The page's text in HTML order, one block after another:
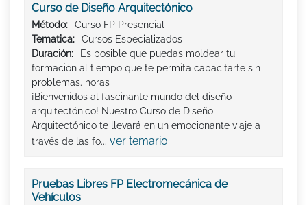
Curso de Diseño Arquitectónico
Método:
Curso FP Presencial
Tematica:
Cursos Especializados
Duración:
Es posible que puedas moldear tu
formación al tiempo que te permita capacitarte sin
problemas. horas
¡Bienvenidos al fascinante mundo del diseño
arquitectónico! Nuestro Curso de Diseño
Arquitectónico te llevará en un emocionante viaje a
través de las fo... ver temario
Pruebas Libres FP Electromecánica de
Vehículos